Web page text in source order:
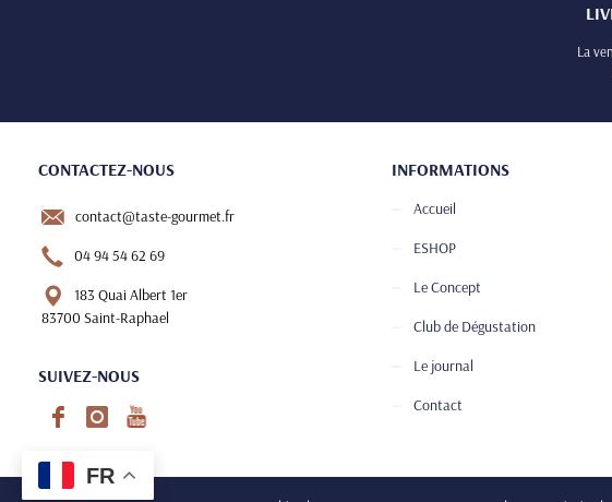
La
CONTACTEZ-NOUS
contact@taste-gourmet.fr
04 94 54 62 69
183 Quai Albert 1er
83700 Saint-Raphael
SUIVEZ-NOUS
INFORMATIONS
Accueil
ESHOP
Le Concept
Club de Dégustation
Le journal
Contact
FR